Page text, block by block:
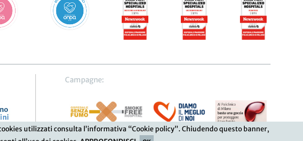
utilizzati consulta l’informativa “Cookie policy”. Chiudendo questo banner,
Campagne: